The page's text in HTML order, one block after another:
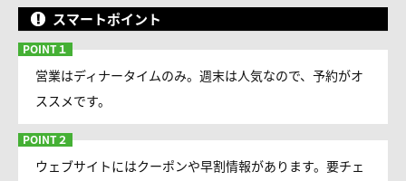
スマートポイント
営業はディナータイムのみ。週末は人気なので、予約がオ
ススメです。
ウェブサイトにはクーポンや早割情報があります。要チェ